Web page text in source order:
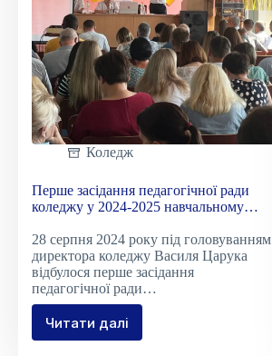
Коледж
Перше засідання педагогічної ради
коледжу у 2024-2025 навчальному
28 серпня 2024 року під головуванням
директора коледжу Василя Царука
відбулося перше засідання
педагогічної ради…
Читати далі
Перше